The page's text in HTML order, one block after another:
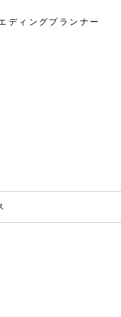
ディングプランナー